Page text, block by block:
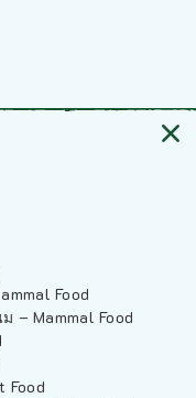
Food
– Mammal Food
Food